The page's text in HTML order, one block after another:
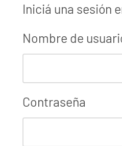
Iniciá una sesión
Nombre de
Contraseña